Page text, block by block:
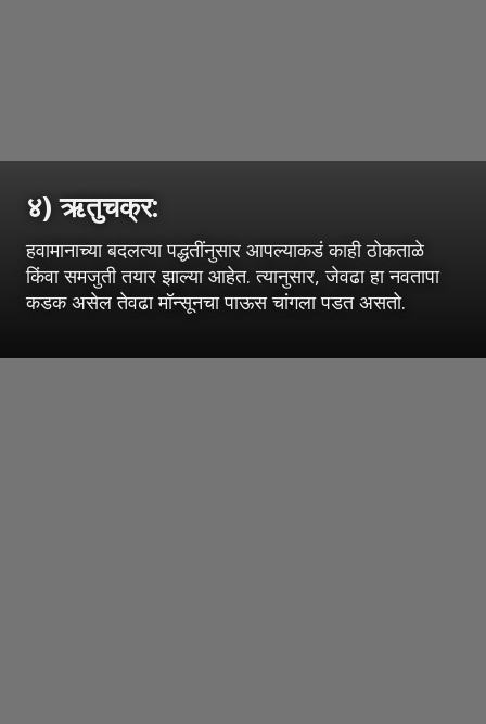
४) ऋतुचक्र:
हवामानाच्या बदलत्या पद्धतींनुसार आपल्याकडं काही ठोकताळे
किंवा समजुती तयार झाल्या आहेत. त्यानुसार, जेवढा हा नवतापा
कडक असेल तेवढा मॉन्सूनचा पाऊस चांगला पडत असतो.